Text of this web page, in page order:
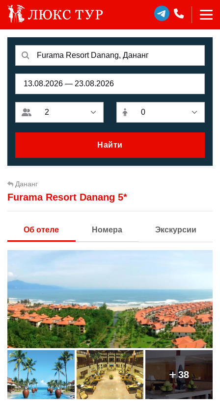
Найти
Дананг
Furama Resort Danang 5*
Об отеле Номера Экскурсии
38